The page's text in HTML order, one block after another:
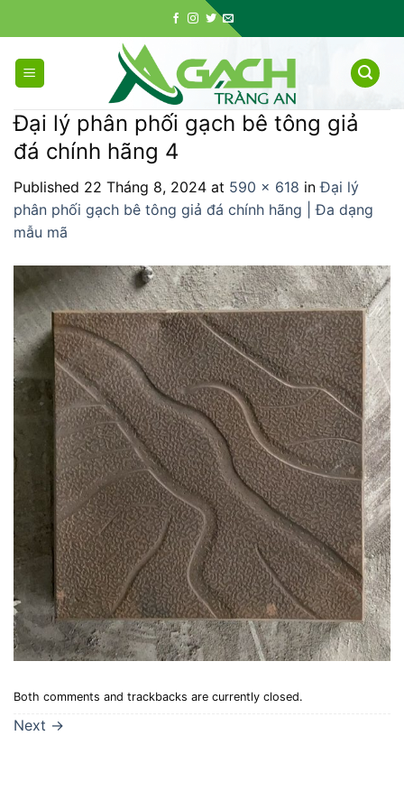
to
content
Đại lý phân phối gạch bê tông giả
đá chính hãng 4
Published 22 Tháng 8, 2024 at 590 × 618 inĐại lý
phân phối gạch bê tông giả đá chính hãng | Đa dạng
mẫu mã
Both comments and trackbacks are currently closed.
Next →